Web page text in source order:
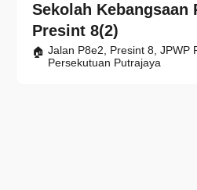
Sekolah Kebangsaan
Presint 8(2)
Jalan P8e2, Presint 8, JPWP
Persekutuan Putrajaya